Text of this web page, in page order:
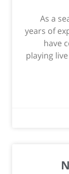
As a
years of
have
playing